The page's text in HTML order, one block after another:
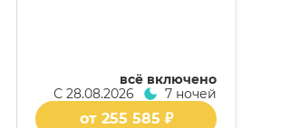
всё включено
С 28.08.2026 7 ночей
от 255 585 ₽